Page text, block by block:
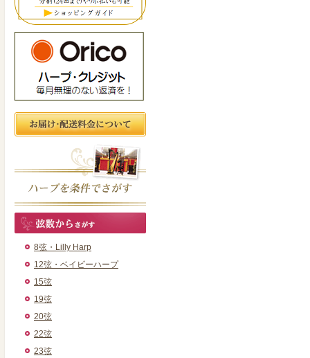
8弦・Lilly Harp
12弦・ベイビーハープ
15弦
19弦
20弦
22弦
23弦